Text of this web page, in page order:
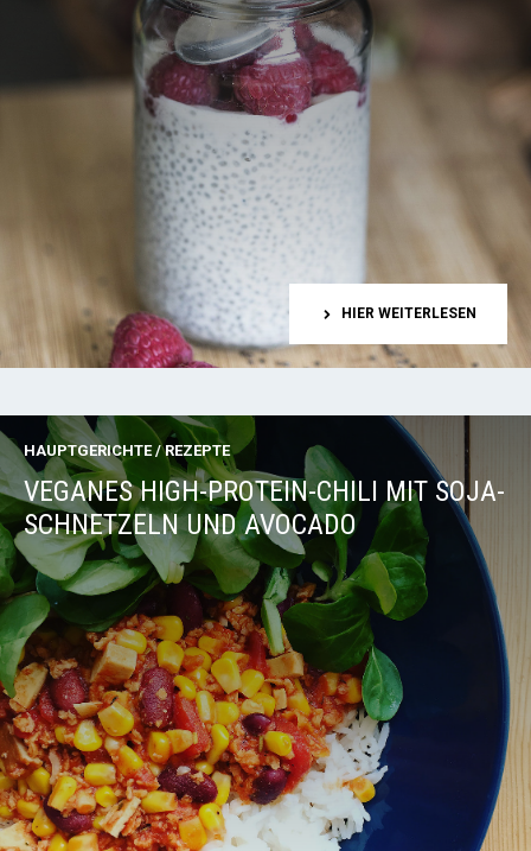
HIER WEITERLESEN
HAUPTGERICHTE/REZEPTE
VEGANES HIGH-PROTEIN-CHILI MIT SOJA-
SCHNETZELN UND AVOCADO